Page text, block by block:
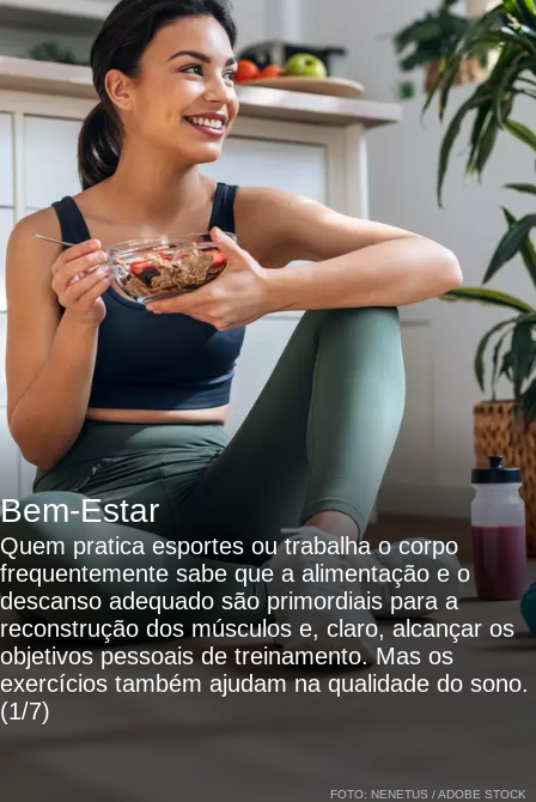
Bem-Estar
Quem pratica esportes ou trabalha o corpo
frequentemente sabe que a alimentação e o
descanso adequado são primordiais para a
reconstrução dos músculos e, claro, alcançar os
objetivos pessoais de treinamento. Mas os
exercícios também ajudam na qualidade do sono.
(1/7)
FOTO: NENETUS / ADOBE STOCK